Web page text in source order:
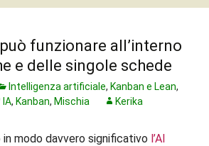
funzionare all’interno
e delle singole schede
Intelligenza artificiale, Kanban e Lean,
IA, Kanban, Mischia Kerika
modo davvero significativo l’AI